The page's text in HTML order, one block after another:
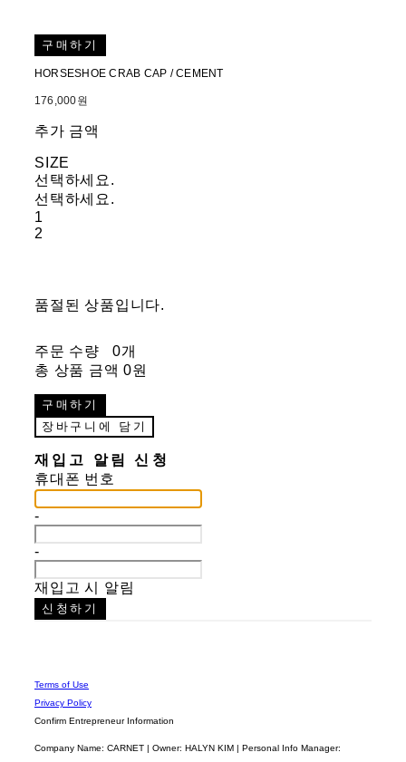
구매하기
HORSESHOE CRAB CAP / CEMENT
176,000원
추가 금액
SIZE
선택하세요.
선택하세요.
1
2
품절된 상품입니다.
주문 수량
0개
총 상품 금액 0원
구매하기
장바구니에 담기
재입고 알림 신청
휴대폰 번호
-
-
재입고 시 알림
신청하기
Terms of Use
Privacy Policy
Confirm Entrepreneur Information
Company Name: CARNET | Owner: HALYN KIM | Personal Info Manager: